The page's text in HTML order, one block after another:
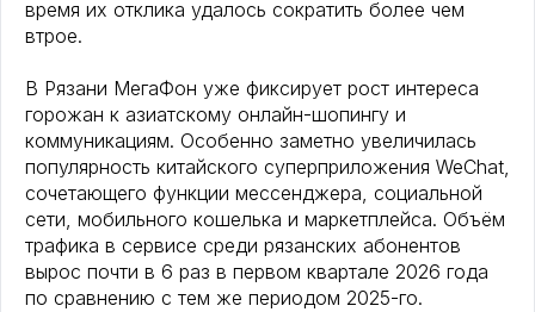
время их отклика удалось сократить более чем
втрое.
В Рязани МегаФон уже фиксирует рост интереса
горожан к азиатскому онлайн-шопингу и
коммуникациям. Особенно заметно увеличилась
популярность китайского суперприложения WeChat,
сочетающего функции мессенджера, социальной
сети, мобильного кошелька и маркетплейса. Объём
трафика в сервисе среди рязанских абонентов
вырос почти в 6 раз в первом квартале 2026 года
по сравнению с тем же периодом 2025-го.